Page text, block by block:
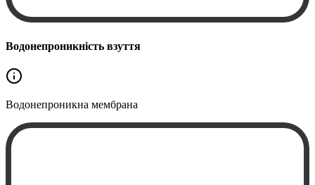
Водонепроникність взуття
Водонепроникна мембрана